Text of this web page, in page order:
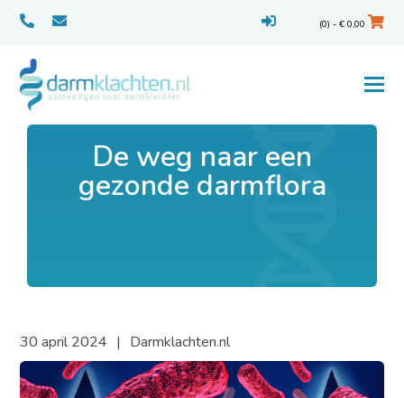
(0) - €0,00
De weg naar een
gezonde darmflora
30 april 2024 Darmklachten.nl